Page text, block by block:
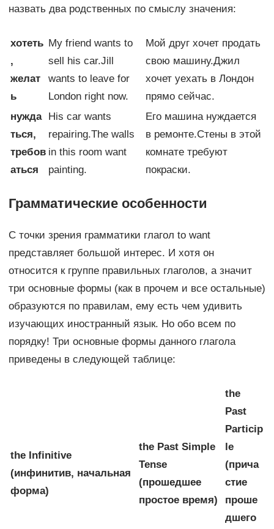
назвать два родственных по смыслу значения:
хотеть
,
желат
ь
My friend wants to
sell his car.Jill
wants to leave for
London right now.
Мой друг хочет продать
свою машину.Джил
хочет уехать в Лондон
прямо сейчас.
нужда
ться,
требов
аться
His car wants
repairing.The walls
in this room want
painting.
Его машина нуждается
в ремонте.Стены в этой
комнате требуют
покраски.
Грамматические особенности
С точки зрения грамматики глагол to want
представляет большой интерес. И хотя он
относится к группе правильных глаголов, а значит
три основные формы (как в прочем и все остальные)
образуются по правилам, ему есть чем удивить
изучающих иностранный язык. Но обо всем по
порядку! Три основные формы данного глагола
приведены в следующей таблице:
the
Infinitive
(инфинитив, начальная
форма)
the Past Simple
Tense
(прошедшее
простое время)
the
Past
Particip
le
(прича
стие
проше
дшего